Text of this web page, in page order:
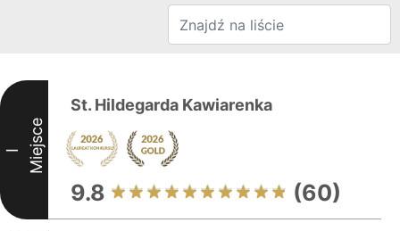
I Miejsce
St. Hildegarda Kawiarenka
9.8 (60)